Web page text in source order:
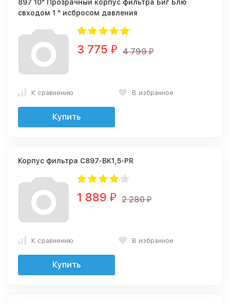
897 10" Прозрачный корпус фильтра Биг Блю
свходом 1 " исбросом давления
3 775 ₽ 4 799₽
К сравнению В избранное
Купить
Корпус фильтра C897-BK1,5-PR
1 889 ₽ 2 280₽
К сравнению В избранное
Купить